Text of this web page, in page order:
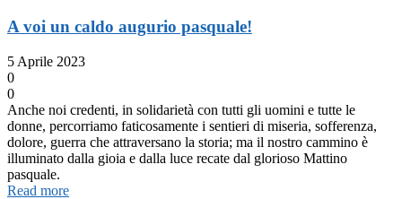
A voi un caldo augurio pasquale!
5 Aprile 2023
0
0
Anche noi credenti, in solidarietà con tutti gli uomini e tutte le
donne, percorriamo faticosamente i sentieri di miseria, sofferenza,
dolore, guerra che attraversano la storia; ma il nostro cammino è
illuminato dalla gioia e dalla luce recate dal glorioso Mattino
pasquale.
Read more